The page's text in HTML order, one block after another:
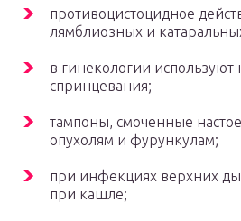
противоцистоцидное
лямблиозных и
в гинекологии используют
спринцевания;
тампоны, смоченные
опухолям и фурункулам;
при инфекциях верхних
при кашле;